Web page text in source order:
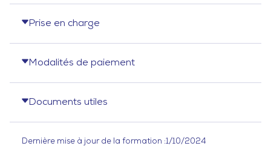
Prise en charge
Modalités de paiement
Documents utiles
Dernière mise à jour de la formation :1/10/2024